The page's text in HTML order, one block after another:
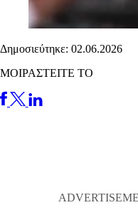
Δημοσιεύτηκε: 02.06.2026
ΜΟΙΡΑΣΤΕΙΤΕ ΤΟ